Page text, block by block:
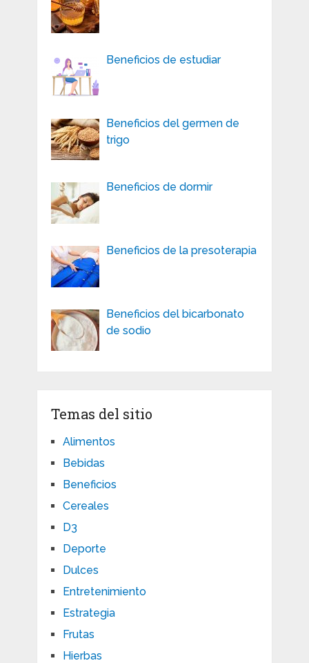
Beneficios de estudiar
Beneficios del germen de
trigo
Beneficios de dormir
Beneficios de la presoterapia
Beneficios del bicarbonato
de sodio
Temas del sitio
Alimentos
Bebidas
Beneficios
Cereales
D3
Deporte
Dulces
Entretenimiento
Estrategia
Frutas
Hierbas